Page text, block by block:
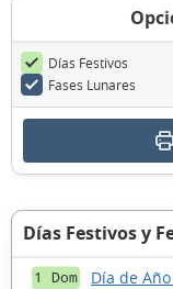
Días Festivos
Fases Lunares
Días Festivos y
1 Dom Día de